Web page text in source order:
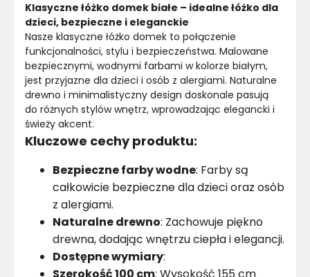
Materac w zestawie
Stelaż w zestawie Tak
Do montażu Tak
Cechy stelaża Rozbudowany
Regulacja wysokości
Długość barierki Nie dotyczy
Przestrzeń pod łóżkiem
Materiał Drewno
Klasyczne łóżko domek białe – idealne łóżko dla
dzieci, bezpieczne i eleganckie
Nasze klasyczne łóżko domek to połączenie
funkcjonalności, stylu i bezpieczeństwa. Malowane
bezpiecznymi, wodnymi farbami w kolorze białym,
jest przyjazne dla dzieci i osób z alergiami. Naturalne
drewno i minimalistyczny design doskonale pasują
do różnych stylów wnętrz, wprowadzając elegancki i
świeży akcent.
Kluczowe cechy produktu:
Bezpieczne farby wodne: Farby są
całkowicie bezpieczne dla dzieci oraz osób
z alergiami.
Naturalne drewno: Zachowuje piękno
drewna, dodając wnętrzu ciepła i elegancji.
Dostępne wymiary: